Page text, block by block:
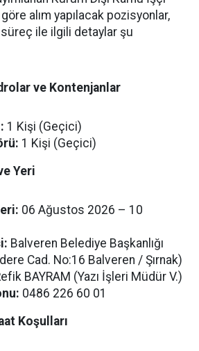
göre alım yapılacak pozisyonlar,
ile ilgili detaylar şu
ve Kontenjanlar
1 Kişi (Geçici)
1 Kişi (Geçici)
Yeri
06 Ağustos 2026 – 10
Balveren Belediye Başkanlığı
Cad. No:16 Balveren / Şırnak)
BAYRAM (Yazı İşleri Müdür V.)
0486 226 60 01
Koşulları